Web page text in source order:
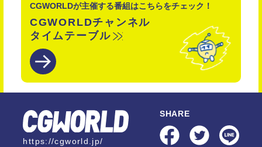
CGWORLDが主催する番組はこちらをチェック！
CGWORLDチャンネル
タイムテーブル
https://cgworld.jp/
SHARE